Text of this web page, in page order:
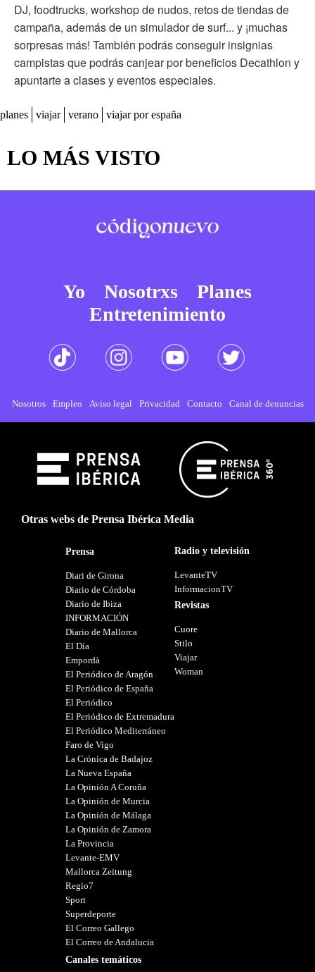
DJ, foodtrucks, workshop de nudos, retos de tiendas de
campaña, además de un simulador de surf... y ¡muchas
sorpresas más! También podrás conseguir insignias
campistas que podrás canjear por beneficios Decathlon y
apuntarte a clases y eventos especiales.
planes viajar verano viajar por españa
LO MÁS VISTO
Yo Nosotrxs
Planes
Entretenimiento
Nosotros Empleo Aviso legal Privacidad Contacto Canal de denuncias
Otras webs de Prensa Ibérica Media
Prensa
Diari de Girona
Diario de Córdoba
Diario de Ibiza
INFORMACIÓN
Diario de Mallorca
El Día
Empordà
El Periódico de Aragón
El Periódico de España
El Periódico
El Periódico de Extremadura
El Periódico Mediterráneo
Faro de Vigo
La Crónica de Badajoz
La Nueva España
La Opinión A Coruña
La Opinión de Murcia
La Opinión de Málaga
La Opinión de Zamora
La Provincia
Levante-EMV
Mallorca Zeitung
Regio7
Sport
Superdeporte
El Correo Gallego
El Correo de Andalucia
Canales temáticos
Radio y televisión
LevanteTV
InformacionTV
Revistas
Cuore
Stilo
Viajar
Woman